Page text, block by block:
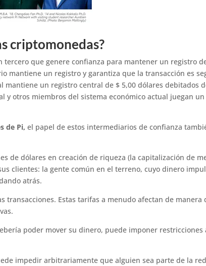
criptomonedas?
que genere confianza para mantener un registro
mantiene un registro y garantiza que la transacción es
mantiene un registro central de $ 5,00 dólares debitados
y otros miembros del sistema económico actual juegan
de Pi, el papel de estos intermediarios de confianza
de dólares en creación de riqueza (la capitalización de
clientes: la gente común en el terreno, cuyo dinero
atrás.
transacciones. Estas tarifas a menudo afectan de manera
poder mover su dinero, puede imponer restricciones
impedir arbitrariamente que alguien sea parte de la